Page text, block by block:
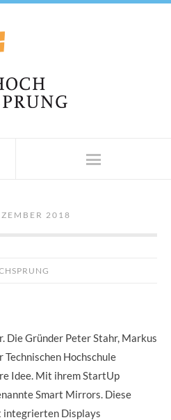
2018
Die Gründer Peter Stahr, Markus
Hochschule
Idee. Mit ihrem StartUp
Smart Mirrors. Diese
integrierten Displays